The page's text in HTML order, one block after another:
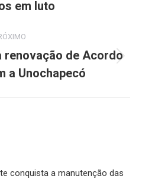
Post
em luto
Próximo
post:
renovação de Acordo
a Unochapecó
conquista a manutenção das